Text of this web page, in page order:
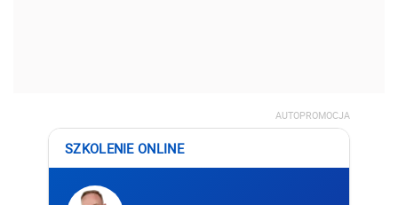
AUTOPROMOCJA
SZKOLENIE ONLINE